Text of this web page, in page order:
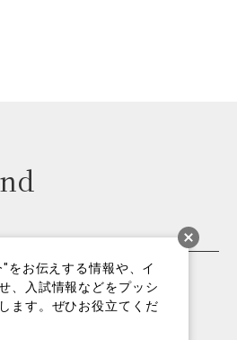
経済学研究科
をお伝えする情報や、イ
、入試情報などをプッシ
ます。ぜひお役立てくだ